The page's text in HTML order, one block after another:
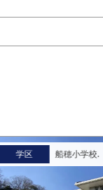
学区 船穂小学校.